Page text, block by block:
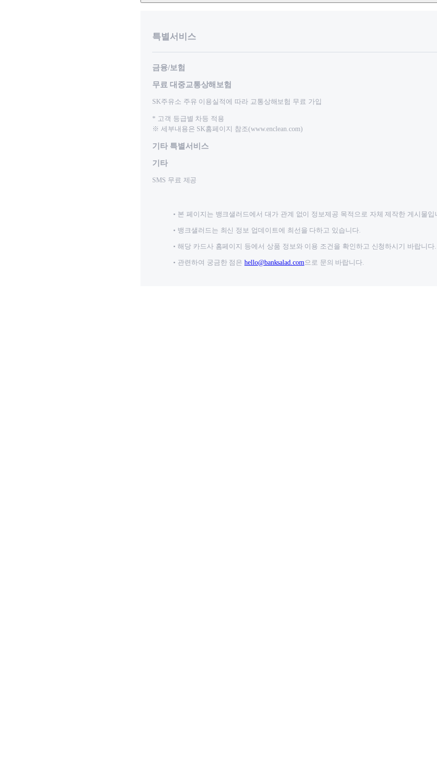
특별서비스
금융/보험
무료 대중교통상해보험
SK주유소 주유 이용실적에 따라 교통상해보험 무료 가입
* 고객 등급별 차등 적용
※ 세부내용은 SK홈페이지 참조(www.enclean.com)
기타 특별서비스
기타
SMS 무료 제공
본 페이지는 뱅크샐러드에서 대가 관계 없이 정보제공 목적으로 자체 제작한 게시물입
뱅크샐러드는 최신 정보 업데이트에 최선을 다하고 있습니다.
해당 카드사 홈페이지 등에서 상품 정보와 이용 조건을 확인하고 신청하시기 바랍니다.
관련하여 궁금한 점은 hello@banksalad.com으로 문의 바랍니다.